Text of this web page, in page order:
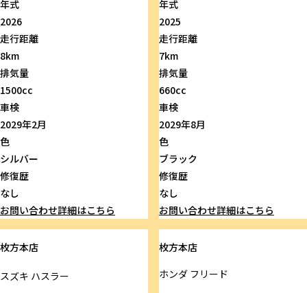
年式
2026
走行距離
8km
排気量
1500cc
車検
2029年2月
色
シルバー
修復歴
なし
お問い合わせ詳細はこちら
年式
2025
走行距離
7km
排気量
660cc
車検
2029年8月
色
ブラック
修復歴
なし
お問い合わせ詳細はこちら
枚方本店
スズキ ハスラー
枚方本店
ホンダフリード